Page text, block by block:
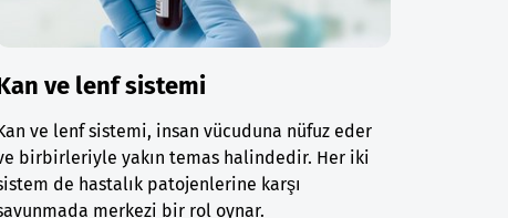
ve lenf sistemi
ve lenf sistemi, insan vücuduna nüfuz eder
birbirleriyle yakın temas halindedir. Her iki
de hastalık patojenlerine karşı
merkezi bir rol oynar.